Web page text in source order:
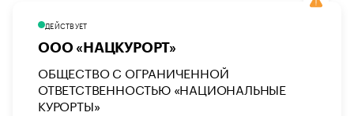
ДЕЙСТВУЕТ
ООО «НАЦКУРОРТ»
ОБЩЕСТВО С ОГРАНИЧЕННОЙ
ОТВЕТСТВЕННОСТЬЮ «НАЦИОНАЛЬНЫЕ
КУРОРТЫ»